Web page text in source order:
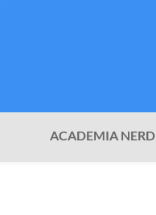
ACADEMIA NERD